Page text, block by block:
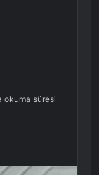
okuma süresi